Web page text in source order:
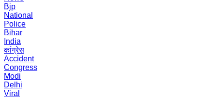
Bjp
National
Police
Bihar
India
कांग्रेस
Accident
Congress
Modi
Delhi
Viral